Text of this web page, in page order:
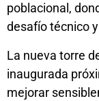
poblacional,
desafío técnico
La nueva torre
inaugurada
mejorar